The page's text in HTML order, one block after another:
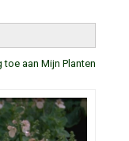
toe aan Mijn Planten